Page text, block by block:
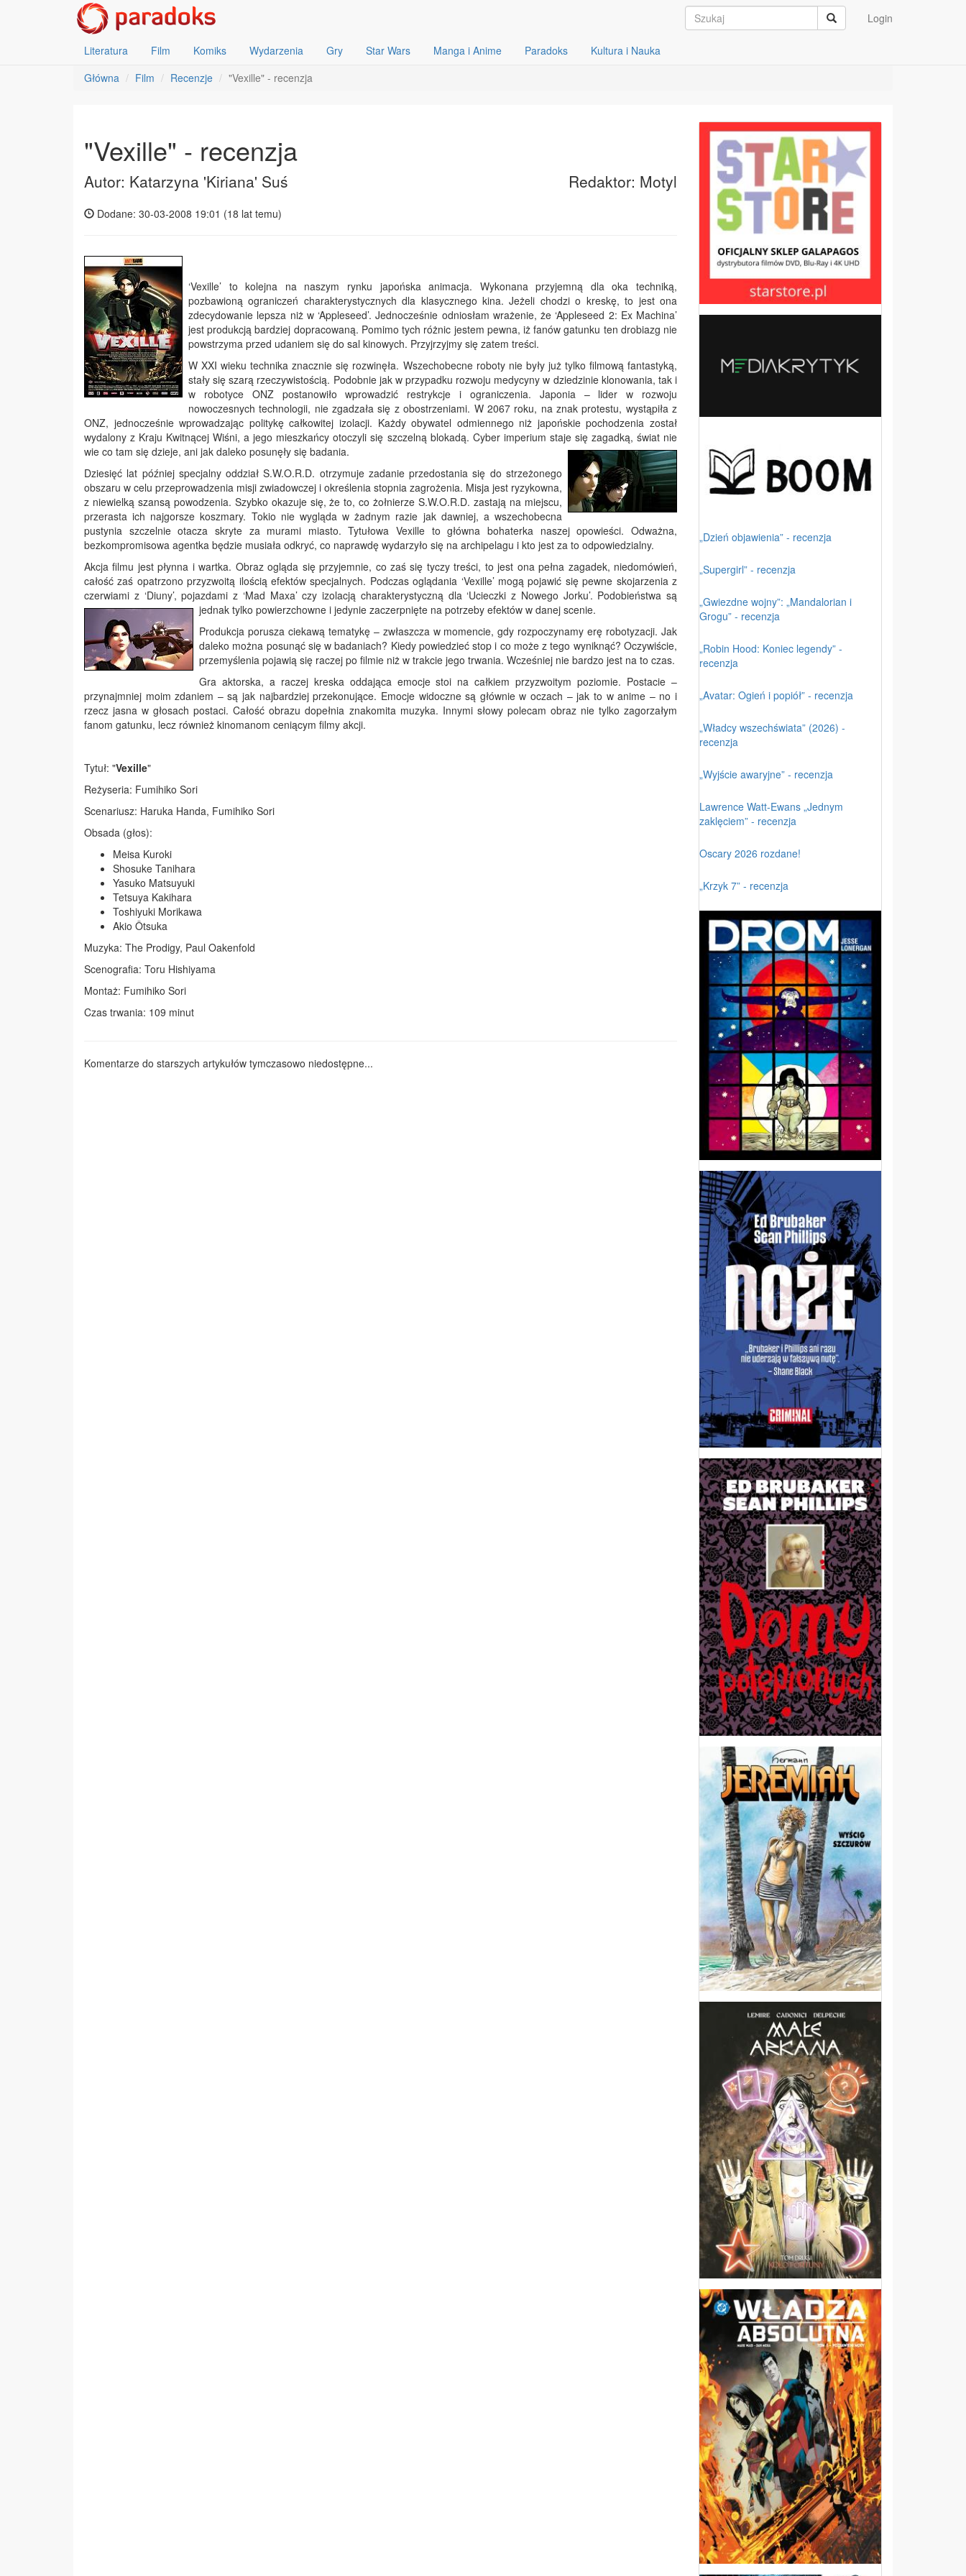
Login
Literatura Film Komiks Wydarzenia Gry Star Wars Manga i Anime Paradoks
Kultura i Nauka
Główna
Film Recenzje "Vexille" - recenzja
"Vexille" - recenzja
Autor: Katarzyna 'Kiriana' Suś Redaktor: Motyl
Dodane: 30-03-2008 19:01 (18 lat temu)
‘Vexille’ to kolejna na naszym rynku japońska animacja. Wykonana przyjemną dla oka techniką,
pozbawioną ograniczeń charakterystycznych dla klasycznego kina. Jeżeli chodzi o kreskę, to jest ona
zdecydowanie lepsza niż w ‘Appleseed’. Jednocześnie odniosłam wrażenie, że ‘Appleseed 2: Ex Machina’
jest produkcją bardziej dopracowaną. Pomimo tych różnic jestem pewna, iż fanów gatunku ten drobiazg nie
powstrzyma przed udaniem się do sal kinowych. Przyjrzyjmy się zatem treści.
W XXI wieku technika znacznie się rozwinęła. Wszechobecne roboty nie były już tylko filmową fantastyką,
stały się szarą rzeczywistością. Podobnie jak w przypadku rozwoju medycyny w dziedzinie klonowania, tak i
w robotyce ONZ postanowiło wprowadzić restrykcje i ograniczenia. Japonia – lider w rozwoju
nowoczesnych technologii, nie zgadzała się z obostrzeniami. W 2067 roku, na znak protestu, wystąpiła z
ONZ, jednocześnie wprowadzając politykę całkowitej izolacji. Każdy obywatel odmiennego niż japońskie pochodzenia został
wydalony z Kraju Kwitnącej Wiśni, a jego mieszkańcy otoczyli się szczelną blokadą. Cyber imperium staje się zagadką, świat nie
wie co tam się dzieje, ani jak daleko posunęły się badania.
Dziesięć lat później specjalny oddział S.W.O.R.D. otrzymuje zadanie przedostania się do strzeżonego
obszaru w celu przeprowadzenia misji zwiadowczej i określenia stopnia zagrożenia. Misja jest ryzykowna,
z niewielką szansą powodzenia. Szybko okazuje się, że to, co żołnierze S.W.O.R.D. zastają na miejscu,
przerasta ich najgorsze koszmary. Tokio nie wygląda w żadnym razie jak dawniej, a wszechobecna
pustynia szczelnie otacza skryte za murami miasto. Tytułowa Vexille to główna bohaterka naszej opowieści. Odważna,
bezkompromisowa agentka będzie musiała odkryć, co naprawdę wydarzyło się na archipelagu i kto jest za to odpowiedzialny.
Akcja filmu jest płynna i wartka. Obraz ogląda się przyjemnie, co zaś się tyczy treści, to jest ona pełna zagadek, niedomówień,
całość zaś opatrzono przyzwoitą ilością efektów specjalnych. Podczas oglądania ‘Vexille’ mogą pojawić się pewne skojarzenia z
czerwiami z ‘Diuny’, pojazdami z ‘Mad Maxa’ czy izolacją charakterystyczną dla ‘Ucieczki z Nowego Jorku’. Podobieństwa są
jednak tylko powierzchowne i jedynie zaczerpnięte na potrzeby efektów w danej scenie.
Produkcja porusza ciekawą tematykę – zwłaszcza w momencie, gdy rozpoczynamy erę robotyzacji. Jak
daleko można posunąć się w badaniach? Kiedy powiedzieć stop i co może z tego wyniknąć? Oczywiście,
przemyślenia pojawią się raczej po filmie niż w trakcie jego trwania. Wcześniej nie bardzo jest na to czas.
Gra aktorska, a raczej kreska oddająca emocje stoi na całkiem przyzwoitym poziomie. Postacie –
przynajmniej moim zdaniem – są jak najbardziej przekonujące. Emocje widoczne są głównie w oczach – jak to w anime – no i
rzecz jasna w głosach postaci. Całość obrazu dopełnia znakomita muzyka. Innymi słowy polecam obraz nie tylko zagorzałym
fanom gatunku, lecz również kinomanom ceniącym filmy akcji.
Tytuł: "Vexille"
Reżyseria: Fumihiko Sori
Scenariusz: Haruka Handa, Fumihiko Sori
Obsada (głos):
Meisa Kuroki
Shosuke Tanihara
Yasuko Matsuyuki
Tetsuya Kakihara
Toshiyuki Morikawa
Akio Ôtsuka
Muzyka: The Prodigy, Paul Oakenfold
Scenografia: Toru Hishiyama
Montaż: Fumihiko Sori
Czas trwania: 109 minut
Komentarze do starszych artykułów tymczasowo niedostępne...
„Dzień objawienia” - recenzja
„Supergirl” - recenzja
„Gwiezdne wojny”: „Mandalorian i
Grogu” - recenzja
„Robin Hood: Koniec legendy” -
recenzja
„Avatar: Ogień i popiół” - recenzja
„Władcy wszechświata” (2026) -
recenzja
„Wyjście awaryjne” - recenzja
Lawrence Watt-Ewans „Jednym
zaklęciem” - recenzja
Oscary 2026 rozdane!
„Krzyk 7” - recenzja